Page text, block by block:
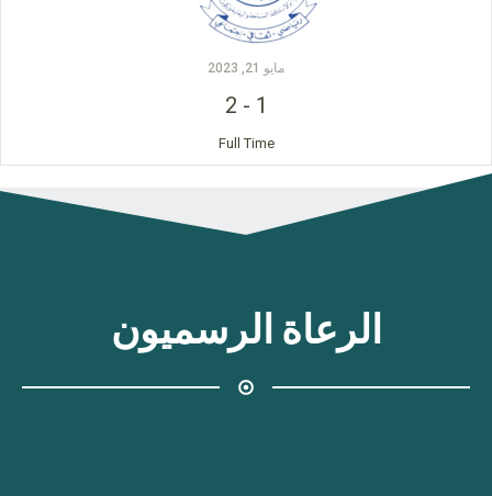
مايو 21, 2023
1
-
2
Full Time
الرعاة الرسميون